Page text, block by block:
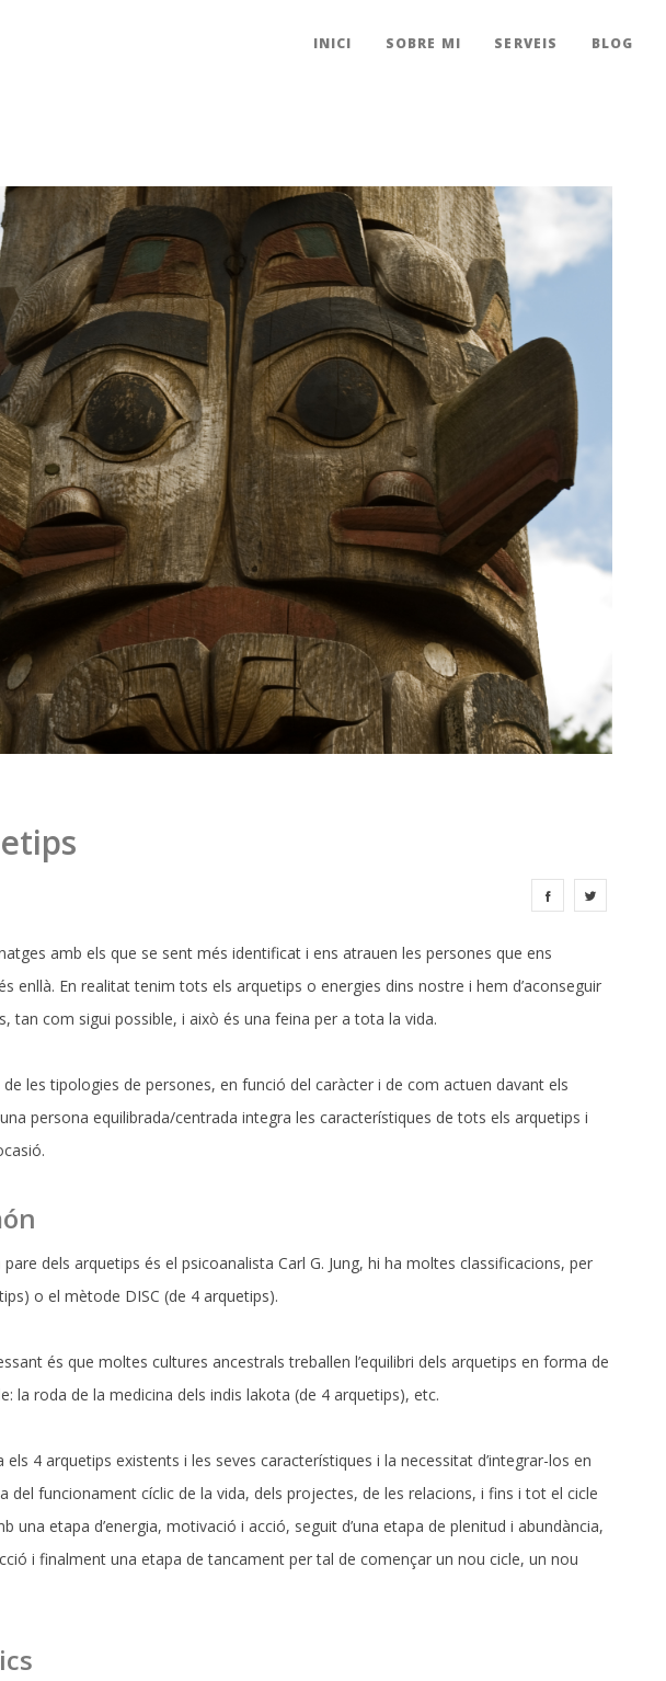
INICI SOBRE MI SERVEIS BLOG
amb els que se sent més identificat i ens atrauen les persones que ens
enllà. En realitat tenim tots els arquetips o energies dins nostre i hem d’aconseguir
tan com sigui possible, i això és una feina per a tota la vida.
les tipologies de persones, en funció del caràcter i de com actuen davant els
persona equilibrada/centrada integra les característiques de tots els arquetips i
dels arquetips és el psicoanalista Carl G. Jung, hi ha moltes classificacions, per
o el mètode DISC (de 4 arquetips).
és que moltes cultures ancestrals treballen l’equilibri dels arquetips en forma de
la roda de la medicina dels indis lakota (de 4 arquetips), etc.
4 arquetips existents i les seves característiques i la necessitat d’integrar-los en
del funcionament cíclic de la vida, dels projectes, de les relacions, i fins i tot el cicle
una etapa d’energia, motivació i acció, seguit d’una etapa de plenitud i abundància,
i finalment una etapa de tancament per tal de començar un nou cicle, un nou